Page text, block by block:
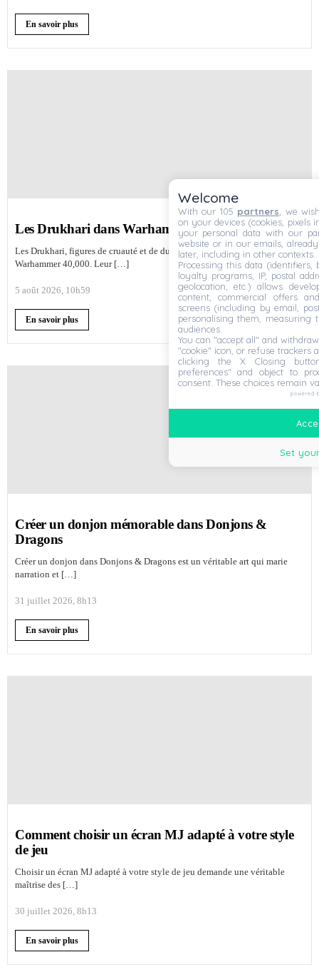
En savoir plus
Les Drukhari dans Warhammer 40,000
Les Drukhari, figures de cruauté et de duplicité, terrorisent la galaxie de
Warhammer 40,000. Leur […]
5 août 2026, 10h59
En savoir plus
Créer un donjon mémorable dans Donjons &
Dragons
Créer un donjon dans Donjons & Dragons est un véritable art qui marie
narration et […]
31 juillet 2026, 8h13
En savoir plus
Comment choisir un écran MJ adapté à votre style
de jeu
Choisir un écran MJ adapté à votre style de jeu demande une véritable
maîtrise des […]
30 juillet 2026, 8h13
En savoir plus
Welcome
With our 105 partners , we
on your devices (cookies, pixels
your personal data with our
website or in our emails,
later, including in other contexts.
Processing this data (identifiers,
loyalty programs, IP, postal
geolocation, etc.) allows
content, commercial offers
screens (including by email,
personalising them, measuring
audiences.
You can "accept all" and
"cookie" icon, or refuse trackers
clicking the X Closing
preferences" and object to
consent. These choices remain
powered
Set